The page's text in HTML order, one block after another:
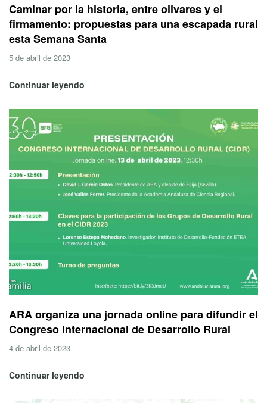
Caminar por la historia, entre olivares y el
firmamento: propuestas para una escapada rural
esta Semana Santa
5 de abril de 2023
Continuar leyendo
ARA organiza una jornada online para difundir el
Congreso Internacional de Desarrollo Rural
4 de abril de 2023
Continuar leyendo